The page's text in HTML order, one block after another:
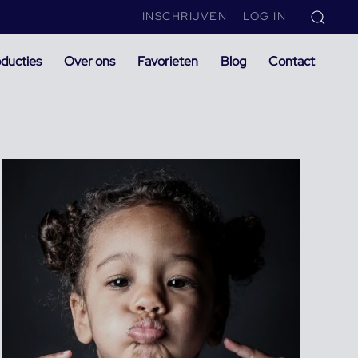
INSCHRIJVEN LOG IN
Over ons Favorieten Blog Contact